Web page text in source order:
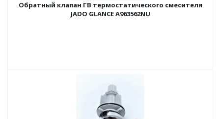
Обратный клапан ГВ термостатического смесителя
JADO GLANCE A963562NU